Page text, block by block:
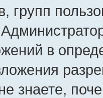
групп
в
знаете,